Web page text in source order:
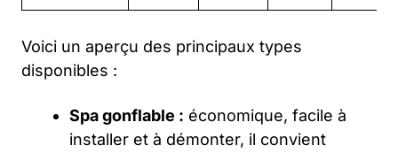
Voici un aperçu des principaux types
disponibles :
Spa gonflable : économique, facile à
installer et à démonter, il convient